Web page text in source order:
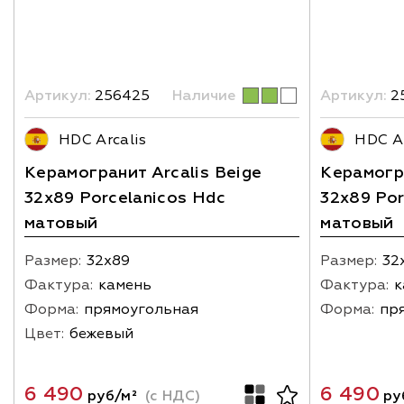
Артикул: 256425 Наличие
HDC Arcalis
Керамогранит Arcalis Beige
32x89 Porcelanicos Hdc
матовый
Размер: 32х89
Фактура: камень
Форма: прямоугольная
Цвет: бежевый
6 490 руб/м² (с НДС)
Артикул:
HDC
32x89
матовый
Размер:
Фактура:
Форма:
6 490